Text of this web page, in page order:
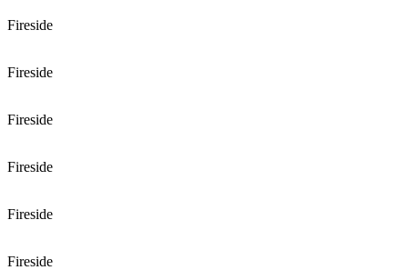
Fireside
Fireside
Fireside
Fireside
Fireside
Fireside